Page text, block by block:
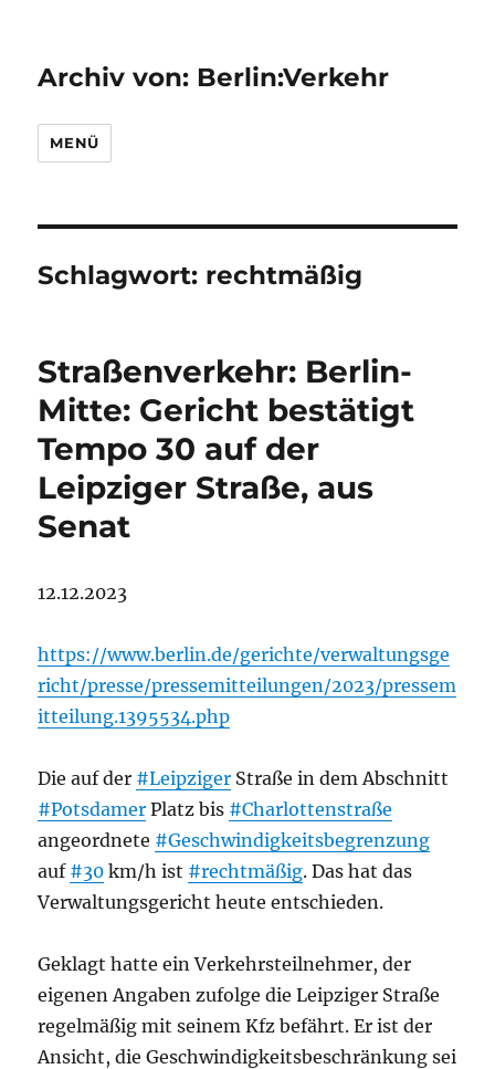
Archiv von: Berlin:Verkehr
MENÜ
Schlagwort: rechtmäßig
Straßenverkehr: Berlin-
Mitte: Gericht bestätigt
Tempo 30 auf der
Leipziger Straße, aus
Senat
12.12.2023
https://www.berlin.de/gerichte/verwaltungsge
richt/presse/pressemitteilungen/2023/pressem
itteilung.1395534.php
Die auf der #Leipziger Straße in dem Abschnitt
#Potsdamer Platz bis #Charlottenstraße
angeordnete #Geschwindigkeitsbegrenzung
auf #30 km/h ist #rechtmäßig. Das hat das
Verwaltungsgericht heute entschieden.
Geklagt hatte ein Verkehrsteilnehmer, der
eigenen Angaben zufolge die Leipziger Straße
regelmäßig mit seinem Kfz befährt. Er ist der
Ansicht, die Geschwindigkeitsbeschränkung sei